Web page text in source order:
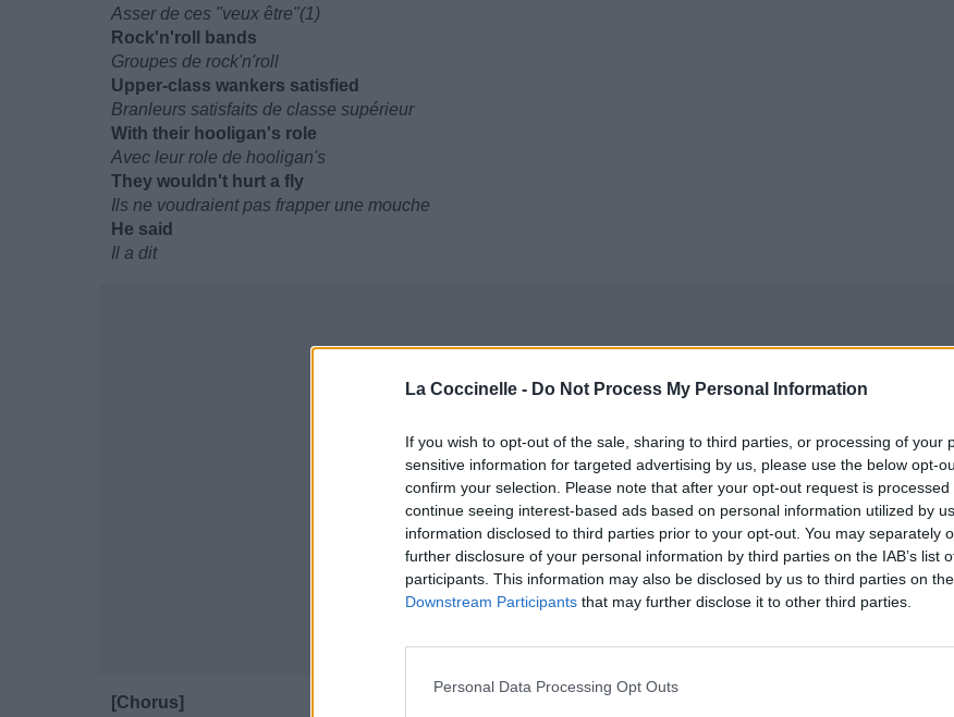
La Coccinelle - Do Not Process My Personal Information
If you wish to opt-out of the sale, sharing to third parties, or processing of your
sensitive information for targeted advertising by us, please use the below opt-
confirm your selection. Please note that after your opt-out request is processed
continue seeing interest-based ads based on personal information utilized by
information disclosed to third parties prior to your opt-out. You may separately
further disclosure of your personal information by third parties on the IAB’s list
participants. This information may also be disclosed by us to third parties on the
Downstream Participants that may further disclose it to other third parties.
Personal Data Processing Opt Outs
Asser de ces "veux être"(1)
Rock'n'roll bands
Groupes de rock'n'roll
Upper-class wankers satisfied
Branleurs satisfaits de classe supérieur
With their hooligan's role
Avec leur role de hooligan's
They wouldn't hurt a fly
Ils ne voudraient pas frapper une mouche
He said
Il a dit
[Chorus]